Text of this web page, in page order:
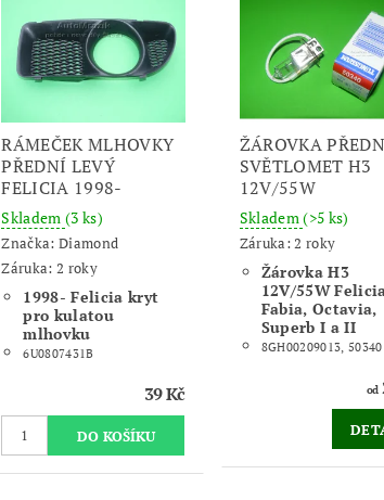
RÁMEČEK MLHOVKY
PŘEDNÍ LEVÝ
FELICIA 1998-
Skladem (3 ks)
Značka: Diamond
Záruka: 2 roky
1998- Felicia kryt
pro kulatou
mlhovku
6U0807431B
39 Kč
ŽÁROVKA
SVĚTLOMET H3
12V/55W
Skladem(>5 ks)
Záruka: 2 roky
Žárovka H3
12V/55W
Fabia, Octavia,
Superb I a II
8GH00209013, 50340
od